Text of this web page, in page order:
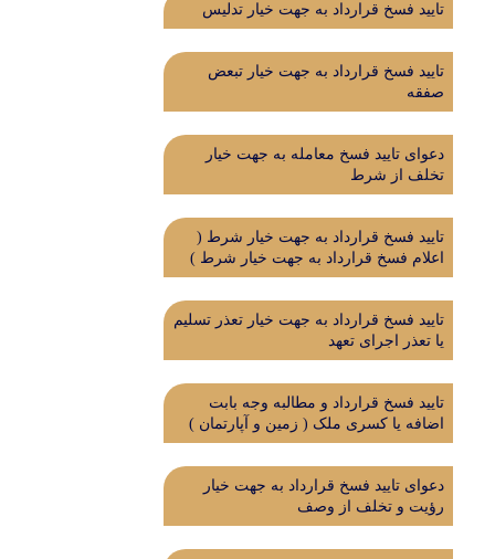
تایید فسخ قرارداد به جهت خیار تدلیس
تایید فسخ قرارداد به جهت خیار تبعض
صفقه
دعوای تایید فسخ معامله به جهت خیار
تخلف از شرط
تایید فسخ قرارداد به جهت خیار شرط (
اعلام فسخ قرارداد به جهت خیار شرط )
تایید فسخ قرارداد به جهت خیار تعذر تسلیم
یا تعذر اجرای تعهد
تایید فسخ قرارداد و مطالبه وجه بابت
اضافه یا کسری ملک ( زمین و آپارتمان )
دعوای تایید فسخ قرارداد به جهت خیار
رؤیت و تخلف از وصف